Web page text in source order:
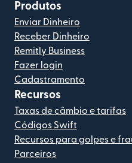
Produtos
Enviar Dinheiro
Receber Dinheiro
Remitly Business
Fazer login
Cadastramento
Recursos
Taxas de câmbio e tarifas
Códigos Swift
Recursos para golpes e
Parceiros